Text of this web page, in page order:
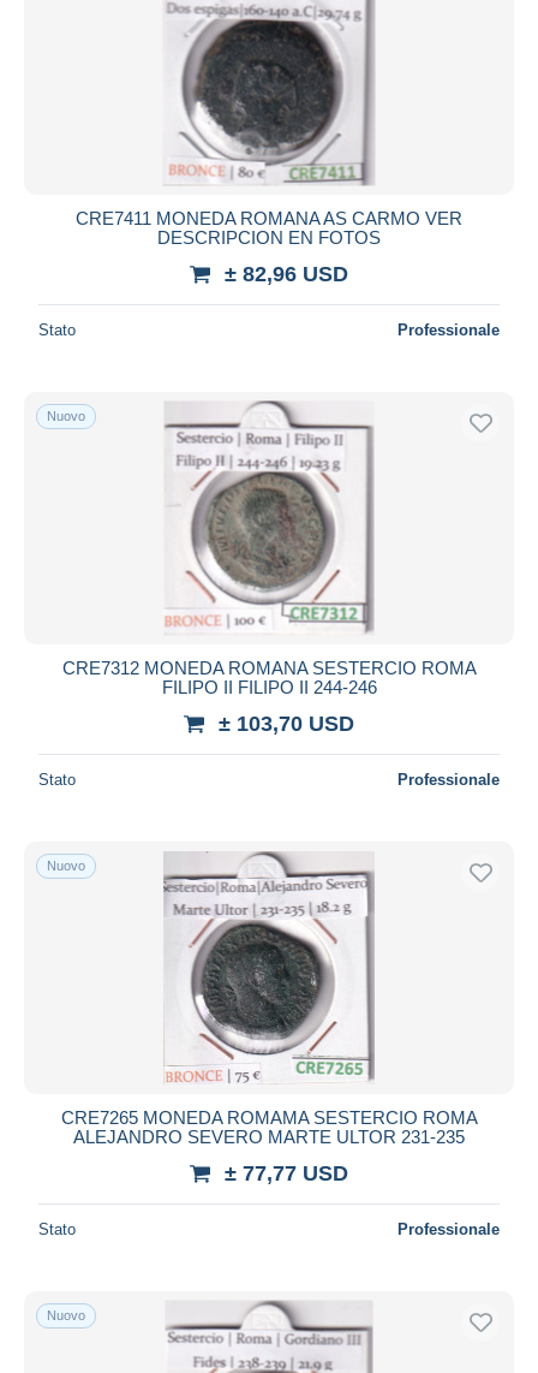
CRE7411 MONEDA ROMANA AS CARMO VER
DESCRIPCION EN FOTOS
± 82,96 USD
Stato Professionale
Nuovo
CRE7312 MONEDA ROMANA SESTERCIO ROMA
FILIPO II FILIPO II 244-246
± 103,70 USD
Stato Professionale
Nuovo
CRE7265 MONEDA ROMAMA SESTERCIO ROMA
ALEJANDRO SEVERO MARTE ULTOR 231-235
± 77,77 USD
Stato Professionale
Nuovo